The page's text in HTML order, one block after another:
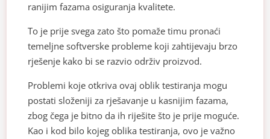
ranijim fazama osiguranja kvalitete.
To je prije svega zato što pomaže timu pronaći
temeljne softverske probleme koji zahtijevaju brzo
rješenje kako bi se razvio održiv proizvod.
Problemi koje otkriva ovaj oblik testiranja mogu
postati složeniji za rješavanje u kasnijim fazama,
zbog čega je bitno da ih riješite što je prije moguće.
Kao i kod bilo kojeg oblika testiranja, ovo je važno